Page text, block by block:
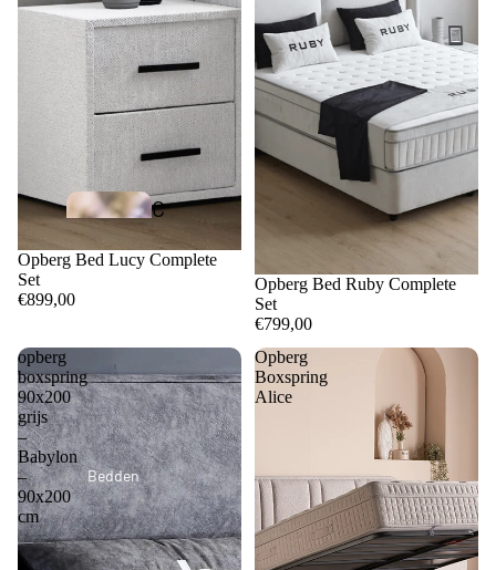
C
i
e
r
e
ll
a
C
o
Bedden
Opberg Bed Lucy Complete
Set
€899,00
Opberg Bed Ruby Complete
Set
€799,00
opberg
boxspring
90x200
grijs
–
Babylon
–
90x200
cm
Opberg
Boxspring
Alice